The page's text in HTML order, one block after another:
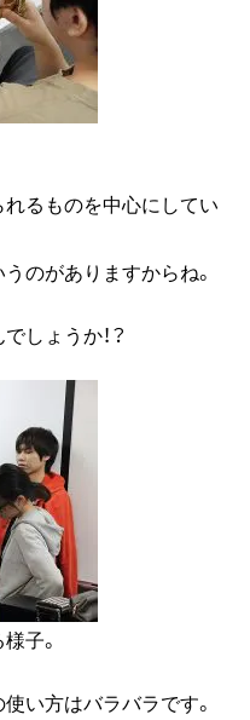
るものを中心にしてい
のがありますからね。
しょうか！？
子。
い方はバラバラです。